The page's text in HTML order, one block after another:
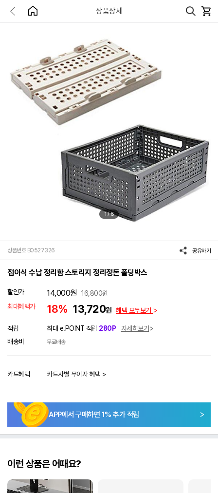
상품상세
1/8
상품번호 B0527326 공유하기
접이식 수납 정리함 스토리지 정리정돈 폴딩박스
할인가 14,000원 16,800원
최대혜택가
18% 13,720원 혜택 모두보기
적립 최대 e.POINT 적립 280P
자세히보기
배송비
무료배송
카드혜택 카드사별 무이자 혜택 >
APP에서 구매하면 1% 추가 적립
이런 상품은 어때요?